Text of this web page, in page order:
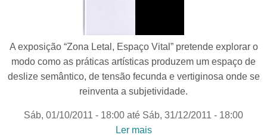
A exposição “Zona Letal, Espaço Vital” pretende explorar o
modo como as práticas artísticas produzem um espaço de
deslize semântico, de tensão fecunda e vertiginosa onde se
reinventa a subjetividade.
Sáb, 01/10/2011 - 18:00 até Sáb, 31/12/2011 - 18:00
Ler mais